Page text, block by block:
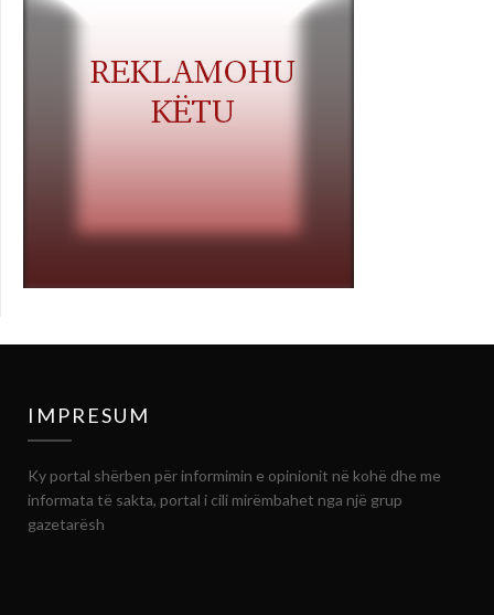
IMPRESUM
Ky portal shërben për informimin e opinionit në kohë dhe me
informata të sakta, portal i cili mirëmbahet nga një grup
gazetarësh